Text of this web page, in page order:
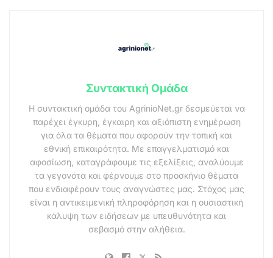
Συντακτική Ομάδα
Η συντακτική ομάδα του AgrinioNet.gr δεσμεύεται να
παρέχει έγκυρη, έγκαιρη και αξιόπιστη ενημέρωση
για όλα τα θέματα που αφορούν την τοπική και
εθνική επικαιρότητα. Με επαγγελματισμό και
αφοσίωση, καταγράφουμε τις εξελίξεις, αναλύουμε
τα γεγονότα και φέρνουμε στο προσκήνιο θέματα
που ενδιαφέρουν τους αναγνώστες μας. Στόχος μας
είναι η αντικειμενική πληροφόρηση και η ουσιαστική
κάλυψη των ειδήσεων με υπευθυνότητα και
σεβασμό στην αλήθεια.